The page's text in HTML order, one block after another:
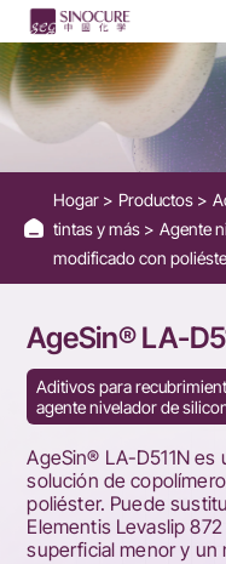
AgeSin®
LA-
D511N
Silicone-
containing
surface
Hogar Productos
tintas y más
Agente
modificado con
AgeSin® LA-
Aditivos para
agente nivelador de
AgeSin® LA-D511N
solución de
poliéster. Puede
Elementis Levaslip
superficial menor y un